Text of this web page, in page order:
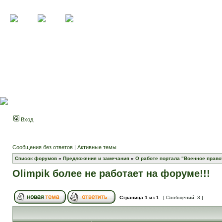
Вход
Сообщения без ответов | Активные темы
Список форумов » Предложения и замечания » О работе портала "Военное
Olimpik более не работает на форуме!!!
Страница 1 из 1 [ Сообщений: 3 ]